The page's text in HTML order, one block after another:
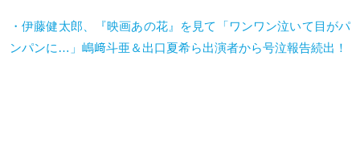
・伊藤健太郎、『映画あの花』を見て「ワンワン泣いて目がパ
ンパンに…」嶋﨑斗亜＆出口夏希ら出演者から号泣報告続出！